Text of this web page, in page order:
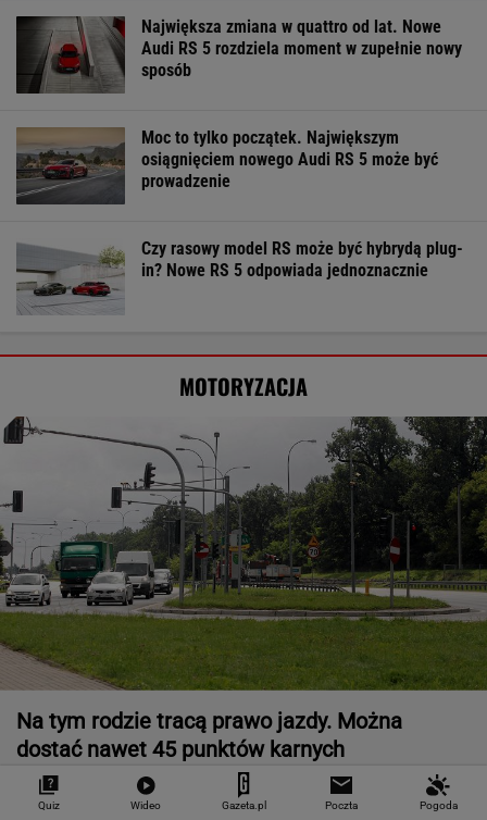
Największa zmiana w quattro od lat. Nowe
Audi RS 5 rozdziela moment w zupełnie nowy
sposób
Moc to tylko początek. Największym
osiągnięciem nowego Audi RS 5 może być
prowadzenie
Czy rasowy model RS może być hybrydą plug-
in? Nowe RS 5 odpowiada jednoznacznie
MOTORYZACJA
Na tym rodzie tracą prawo jazdy. Można
dostać nawet 45 punktów karnych
MOTO NEWS
Quiz Wideo Gazeta.pl Poczta Pogoda